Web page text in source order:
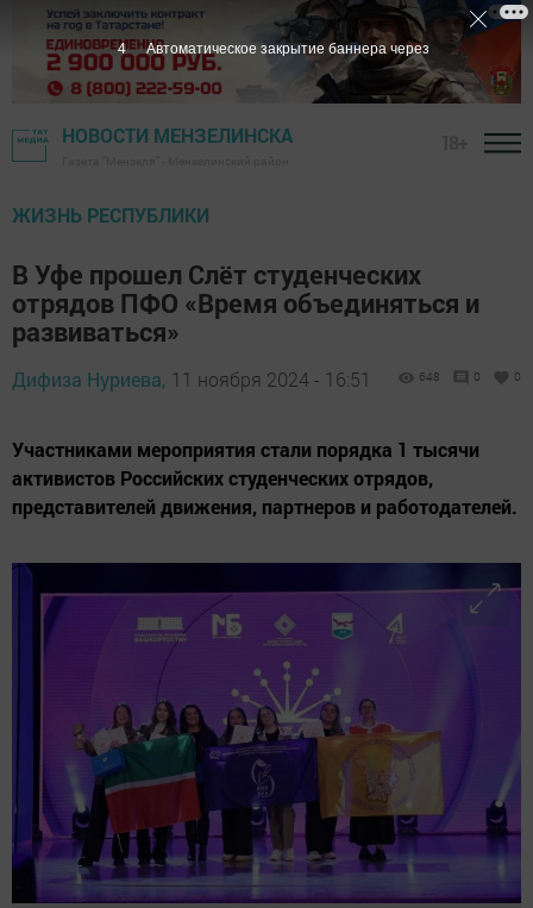
НОВОСТИ МЕНЗЕЛИНСКА
ЖИЗНЬ РЕСПУБЛИКИ
В Уфе прошел Слёт студенческих
отрядов ПФО «Время объединяться и
развиваться»
Дифиза Нуриева, 11 ноября 2024 - 16:51 648 0 0
Участниками мероприятия стали порядка 1 тысячи
активистов Российских студенческих отрядов,
представителей движения, партнеров и работодателей.
3 Автоматическое закрытие баннера через